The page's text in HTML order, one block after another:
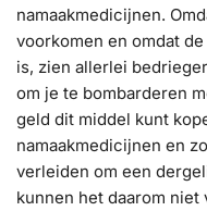
namaakmedicijnen.
voorkomen en omdat
is, zien allerlei
om je te bombarderen
geld dit middel kunt
namaakmedicijnen en
verleiden om een
kunnen het daarom niet